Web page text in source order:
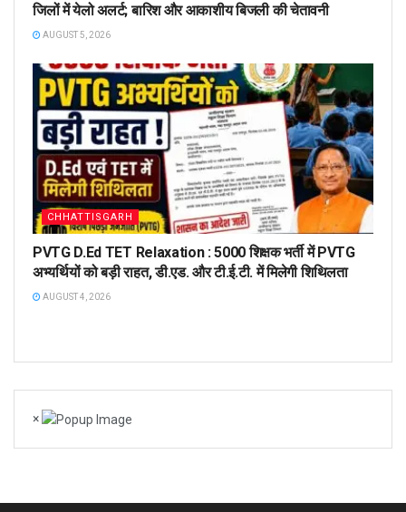
जिलों में येलो अलर्ट; बारिश और आकाशीय बिजली की चेतावनी
AUGUST 5, 2026
CHHATTISGARH
PVTG D.Ed TET Relaxation : 5000 शिक्षक भर्ती में PVTG
अभ्यर्थियों को बड़ी राहत, डी.एड. और टी.ई.टी. में मिलेगी शिथिलता
AUGUST 4, 2026
×